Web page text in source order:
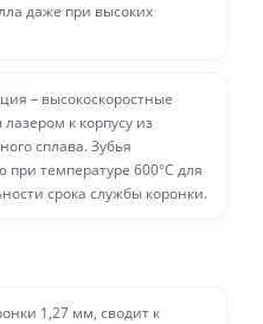
даже при высоких
– высокоскоростные
к корпусу из
сплава. Зубья
при температуре 600°С для
срока службы коронки.
1,27 мм, сводит к